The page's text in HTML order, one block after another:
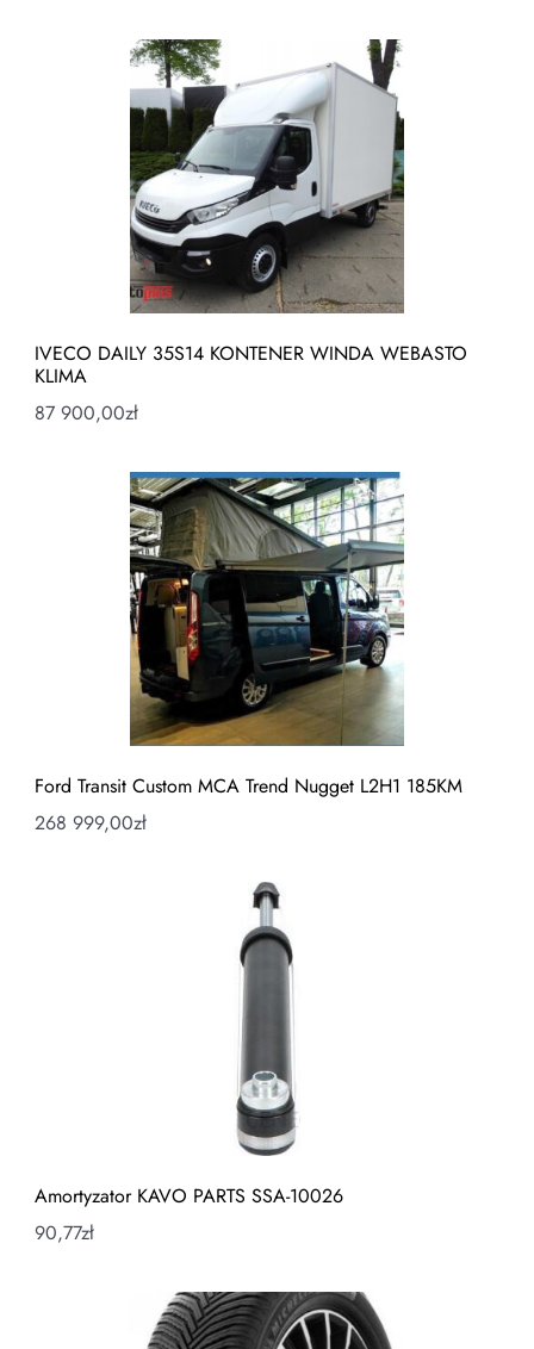
IVECO DAILY 35S14 KONTENER WINDA WEBASTO
KLIMA
87 900,00zł
Ford Transit Custom MCA Trend Nugget L2H1 185KM
268 999,00zł
Amortyzator KAVO PARTS SSA-10026
90,77zł